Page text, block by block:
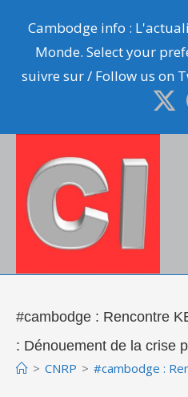
content
Cambodge info :
Monde. Select your
suivre sur / Follow us on
#cambodge : Rencontre
: Dénouement de la crise
> CNRP > #cambodge :